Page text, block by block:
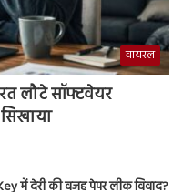
वायरल
लौटे सॉफ्टवेयर
में देरी की वजह पेपर लीक विवाद?